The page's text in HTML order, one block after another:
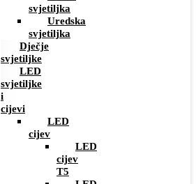
svjetiljka
Uredska
svjetiljka
Dječje
svjetiljke
LED
svjetiljke
i
cijevi
LED
cijev
LED
cijev
T5